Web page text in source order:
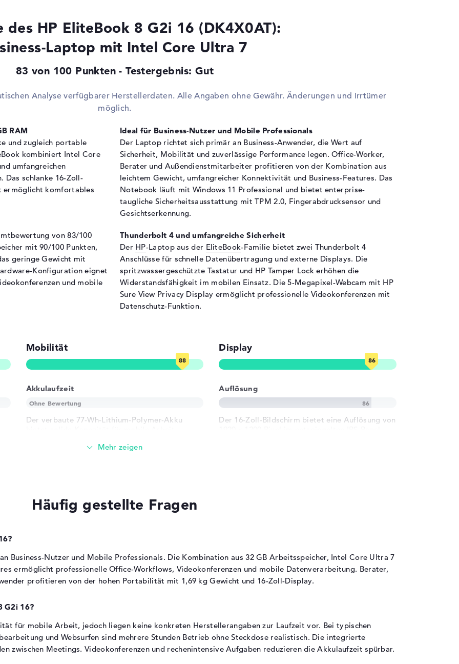
Tastatur
Verschiedenes
Integrierte Sicherheit
Fingerprint Reader, Gesichtserkennung,
Schnellladefunktion, Temperatursensor
Akku
8 Zellen Lithium Polymer
Kapazität
Allgemein
Breite
35,9 cm
Tiefe
25 cm
Höhe
Farbe / Design
Gletschersilber
Farbe
silber
Betriebssystem / Software
Bereitgestelltes
Betriebssystem
Microsoft Windows 11 Professional (64 Bit)
des HP EliteBook 8 G2i 16 (DK4X0AT):
Laptop mit Intel Core Ultra 7
83 von 100 Punkten - Testergebnis: Gut
Analyse verfügbarer Herstellerdaten. Alle Angaben ohne Gewähr. Änderungen und Irrtümer
möglich.
RAM
und zugleich portable
kombiniert Intel Core
umfangreichen
Das schlanke 16-Zoll-
ermöglicht komfortables
von 83/100
mit 90/100 Punkten,
geringe Gewicht mit
Konfiguration eignet
und mobile
Ideal für Business-Nutzer und Mobile Professionals
Der Laptop richtet sich primär an Business-Anwender, die Wert auf
Sicherheit, Mobilität und zuverlässige Performance legen. Office-Worker,
Berater und Außendienstmitarbeiter profitieren von der Kombination aus
leichtem Gewicht, umfangreicher Konnektivität und Business-Features. Das
Notebook läuft mit Windows 11 Professional und bietet enterprise-
taugliche Sicherheitsausstattung mit TPM 2.0, Fingerabdrucksensor und
Gesichtserkennung.
Thunderbolt 4 und umfangreiche Sicherheit
Der HP-Laptop aus der EliteBook-Familie bietet zwei Thunderbolt 4
Anschlüsse für schnelle Datenübertragung und externe Displays. Die
spritzwassergeschützte Tastatur und HP Tamper Lock erhöhen die
Widerstandsfähigkeit im mobilen Einsatz. Die 5-Megapixel-Webcam mit HP
Sure View Privacy Display ermöglicht professionelle Videokonferenzen mit
Datenschutz-Funktion.
Mobilität
Akkulaufzeit
Der verbaute 77-Wh-Lithium-Polymer-Akku
Keine konkreten Herstellerangaben zur
Office-Nutzung ausgelegt
Das Notebook wiegt 1,69 kg.
Für regelmäßigen Transport im Rucksack oder
Das geringe Gewicht erleichtert längere
Arbeitssitzungen auf dem Schoß
Display
Auflösung
Der 16-Zoll-Bildschirm bietet eine Auflösung von
Das Notebook bietet umfangreiche
Business-Anschlüsse und
Sicherheitsfeatures.
Lesegerät
Fingerabdrucksensor, Gesichtserkennung,
TPM 2.0, spritzwassergeschützte Tastatur
Audio by Poly Studio für professionelle
Häufig gestellte Fragen
Business-Nutzer und Mobile Professionals. Die Kombination aus 32 GB Arbeitsspeicher, Intel Core Ultra 7
ermöglicht professionelle Office-Workflows, Videokonferenzen und mobile Datenverarbeitung. Berater,
profitieren von der hohen Portabilität mit 1,69 kg Gewicht und 16-Zoll-Display.
G2i 16?
für mobile Arbeit, jedoch liegen keine konkreten Herstellerangaben zur Laufzeit vor. Bei typischen
und Websurfen sind mehrere Stunden Betrieb ohne Steckdose realistisch. Die integrierte
zwischen Meetings. Videokonferenzen und rechenintensive Aufgaben reduzieren die Akkulaufzeit spürbar.